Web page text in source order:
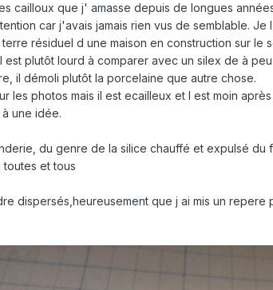
cailloux que j' amasse depuis de longues
car j'avais jamais rien vus de semblable.
résiduel d une maison en construction sur
est plutôt lourd à comparer avec un silex de à
il démoli plutôt la porcelaine que autre chose.
les photos mais il est ecailleux et l est moin
une idée.
du genre de la silice chauffé et expulsé du
et tous
dispersés,heureusement que j ai mis un